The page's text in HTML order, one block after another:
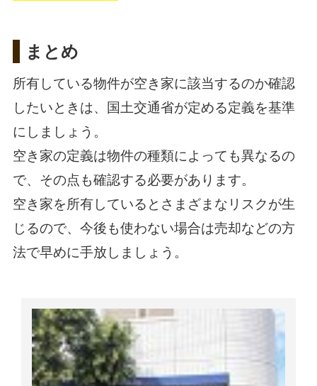
まとめ
所有している物件が空き家に該当するのか確認
したいときは、国土交通省が定める定義を基準
にしましょう。
空き家の定義は物件の種類によっても異なるの
で、その点も確認する必要があります。
空き家を所有しているとさまざまなリスクが生
じるので、今後も使わない場合は売却などの方
法で早めに手放しましょう。